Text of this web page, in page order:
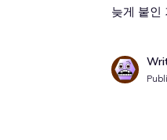
늦게 붙인